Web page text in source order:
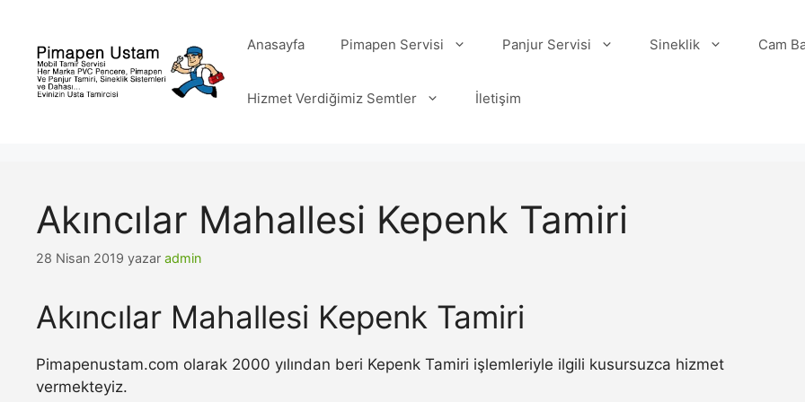
Anasayfa Pimapen Servisi Panjur Servisi Sineklik Cam
Hizmet Verdiğimiz Semtler İletişim
Akıncılar Mahallesi Kepenk Tamiri
28 Nisan 2019 yazar admin
Akıncılar Mahallesi Kepenk Tamiri
Pimapenustam.com olarak 2000 yılından beri Kepenk Tamiri işlemleriyle ilgili kusursuzca hizmet
vermekteyiz.